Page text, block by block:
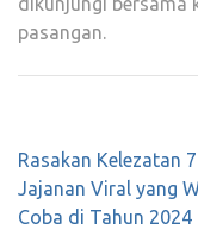
pasangan.
Navigasi
pos
Rasakan Kelezatan 7
Jajanan Viral yang
Coba di Tahun 2024